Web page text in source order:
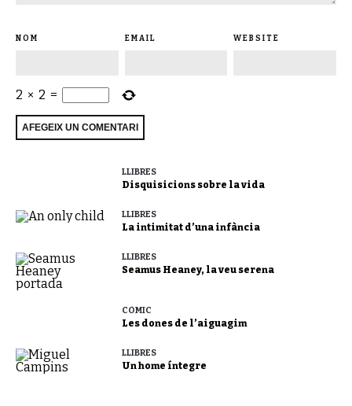
NOM EMAIL WEBSITE
2 × 2 =
LLIBRES
Disquisicions sobre la vida
LLIBRES
La intimitat d’una infància
LLIBRES
Seamus Heaney, la veu serena
CÒMIC
Les dones de l’aiguagim
LLIBRES
Un home íntegre